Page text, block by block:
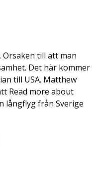
till att man
Det här kommer
till USA. Matthew
Read more about
långflyg från Sverige